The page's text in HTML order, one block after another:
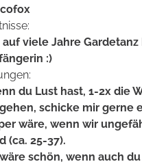
auf viele Jahre
:)
du Lust hast, 1-2x die
schicke mir gerne
wäre, wenn wir
(ca. 25-37).
schön, wenn auch